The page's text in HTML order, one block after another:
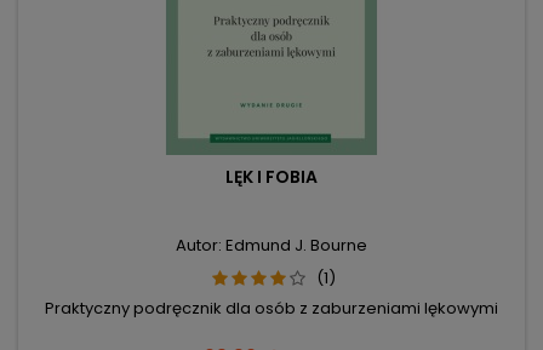
LĘK I FOBIA
Autor: Edmund J. Bourne
(1)
Praktyczny podręcznik dla osób z zaburzeniami lękowymi